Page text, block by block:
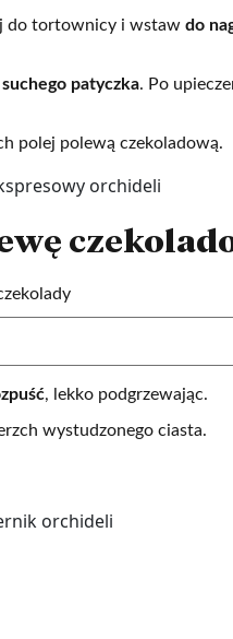
do tortownicy i wstaw do
patyczka. Po
polej polewą czekoladową.
, lekko podgrzewając.
wystudzonego ciasta.